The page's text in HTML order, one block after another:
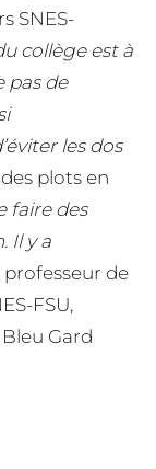
SNES-
collège est à
pas de
les dos
plots en
faire des
Il y a
professeur de
FSU,
Gard